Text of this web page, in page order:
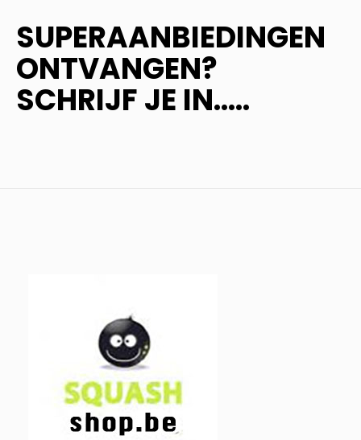
SUPERAANBIEDINGEN
ONTVANGEN?
SCHRIJF JE IN.....